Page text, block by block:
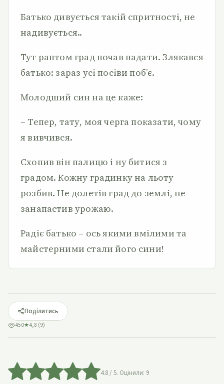
Батько дивується такій спритності, не
надивується..
Тут раптом град почав падати. Злякався
батько: зараз усі посіви поб’є.
Молодший син на це каже:
– Тепер, тату, моя черга показати, чому
я вивчився.
Схопив він палицю і ну битися з
градом. Кожну градинку на льоту
розбив. Не долетів град до землі, не
занапастив урожаю.
Радіє батько – ось якими вмілими та
майстерними стали його сини!
Поділитись
450★4,8 (9)
4.8/ 5. Оцінили: 9